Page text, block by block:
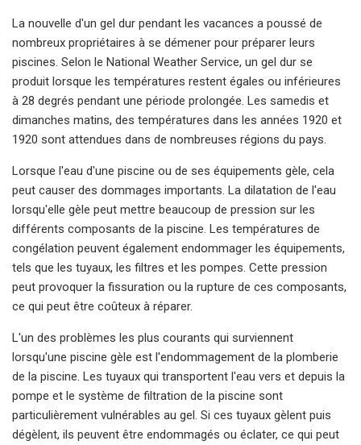
La nouvelle d'un gel dur pendant les vacances a poussé de
nombreux propriétaires à se démener pour préparer leurs
piscines. Selon le National Weather Service, un gel dur se
produit lorsque les températures restent égales ou inférieures
à 28 degrés pendant une période prolongée. Les samedis et
dimanches matins, des températures dans les années 1920 et
1920 sont attendues dans de nombreuses régions du pays.
Lorsque l'eau d'une piscine ou de ses équipements gèle, cela
peut causer des dommages importants. La dilatation de l'eau
lorsqu'elle gèle peut mettre beaucoup de pression sur les
différents composants de la piscine. Les températures de
congélation peuvent également endommager les équipements,
tels que les tuyaux, les filtres et les pompes. Cette pression
peut provoquer la fissuration ou la rupture de ces composants,
ce qui peut être coûteux à réparer.
L'un des problèmes les plus courants qui surviennent
lorsqu'une piscine gèle est l'endommagement de la plomberie
de la piscine. Les tuyaux qui transportent l'eau vers et depuis la
pompe et le système de filtration de la piscine sont
particulièrement vulnérables au gel. Si ces tuyaux gèlent puis
dégèlent, ils peuvent être endommagés ou éclater, ce qui peut